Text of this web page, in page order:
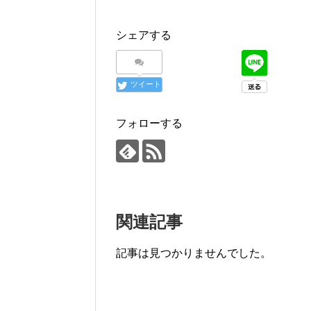
シェアする
ツイート
フォローする
関連記事
記事は見つかりませんでした。